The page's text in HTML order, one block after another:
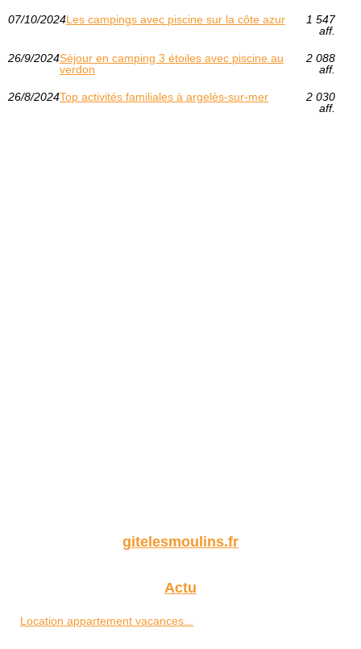
07/10/2024Les campings avec piscine sur la côte azur
1 547
aff.
26/9/2024Séjour en camping 3 étoiles avec piscine au
verdon
2 088
aff.
26/8/2024Top activités familiales à argelès-sur-mer
2 030
aff.
gitelesmoulins.fr
Actu
Location appartement vacances...